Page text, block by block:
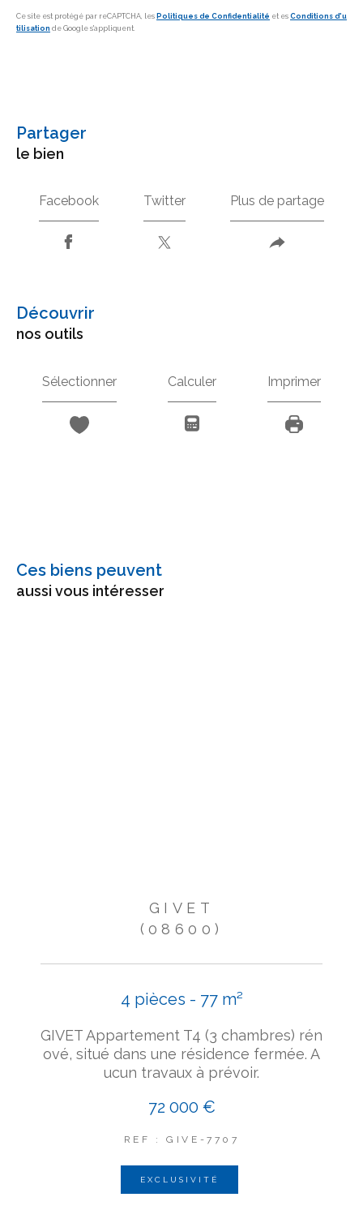
Ce site est protégé par reCAPTCHA, les Politiques de Confidentialité et es Conditions d'u
tilisation de Google s'appliquent.
partager
le bien
Facebook Twitter Plus de partage
découvrir
nos outils
Sélectionner Calculer Imprimer
Ces biens peuvent
aussi vous intéresser
GIVET
(08600)
4 pièces - 77 m²
GIVET Appartement T4 (3 chambres) rén
ové, situé dans une résidence fermée. A
ucun travaux à prévoir.
72 000 €
REF : GIVE-7707
EXCLUSIVITÉ